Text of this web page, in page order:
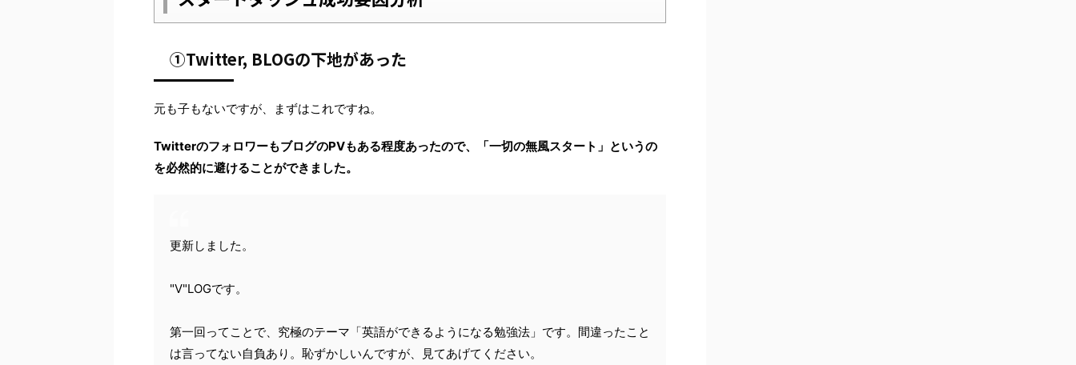
①Twitter, BLOGの下地があった
元も子もないですが、まずはこれですね。
TwitterのフォロワーもブログのPVもある程度あったので、「一切の無風スタート」というの
を必然的に避けることができました。
更新しました。
"V"LOGです。
第一回ってことで、究極のテーマ「英語ができるようになる勉強法」です。間違ったこと
は言ってない自負あり。恥ずかしいんですが、見てあげてください。